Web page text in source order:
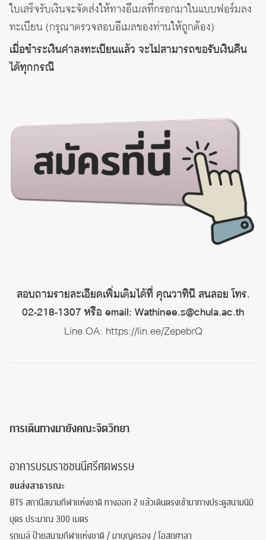
ใบเสร็จรับเงินจะจัดส่งให้ทางอีเมลที่กรอกมาในแบบฟอร์มลง
ทะเบียน (กรุณาตรวจสอบอีเมลของท่านให้ถูกต้อง)
เมื่อชำระเงินค่าลงทะเบียนแล้ว จะไม่สามารถขอรับเงินคืน
ได้ทุกกรณี
สอบถามรายละเอียดเพิ่มเติมได้ที่ คุณวาทินี สนลอย โทร.
02-218-1307 หรือ email: Wathinee.s@chula.ac.th
Line OA: https://lin.ee/ZepebrQ
การเดินทางมายังคณะจิตวิทยา
อาคารบรมราชชนนีศรีศตพรรษ
ขนส่งสาธารณะ
BTS สถานีสนามกีฬาแห่งชาติ ทางออก 2 แล้วเดินตรงเข้ามาทางประตูสนามนิมิ
บุตร ประมาณ 300 เมตร
รถเมล์ ป้ายสนามกีฬาแห่งชาติ / มาบุญครอง / โอสถศาลา